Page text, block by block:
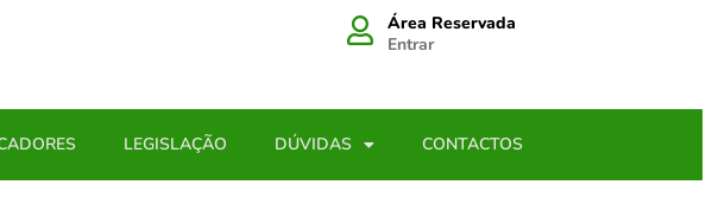
Área Reservada
Entrar
LEGISLAÇÃO DÚVIDAS CONTACTOS